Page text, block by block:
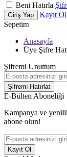
Beni Hatırla
Giriş Yap
Kayıt Ol
Sepetim
Anasayfa
Üye Şifre
Şifremi Unuttum
Şifremi Hatırlat
E-Bülten Aboneliği
Kampanya ve
abone olun!
Kayıt Ol